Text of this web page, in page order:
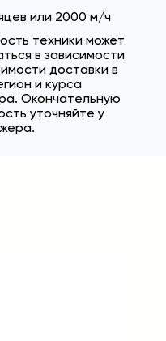
или 2000 м/ч
техники может
в зависимости
доставки в
и курса
Окончательную
уточняйте у